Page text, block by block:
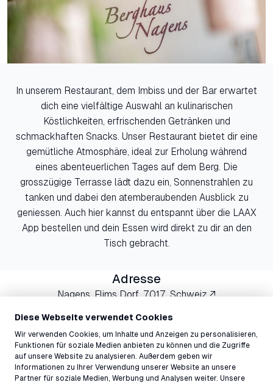
Diese Webseite verwendet Cookies
Wir verwenden Cookies, um Inhalte und Anzeigen zu personalisieren,
Funktionen für soziale Medien anbieten zu können und die Zugriffe
auf unsere Website zu analysieren. Außerdem geben wir
Informationen zu Ihrer Verwendung unserer Website an unsere
Partner für soziale Medien, Werbung und Analysen weiter. Unsere
In unserem Restaurant, dem Imbiss und der Bar erwartet
dich eine vielfältige Auswahl an kulinarischen
Köstlichkeiten, erfrischenden Getränken und
schmackhaften Snacks. Unser Restaurant bietet dir eine
gemütliche Atmosphäre, ideal zur Erholung während
eines abenteuerlichen Tages auf dem Berg. Die
grosszügige Terrasse lädt dazu ein, Sonnenstrahlen zu
tanken und dabei den atemberaubenden Ausblick zu
geniessen. Auch hier kannst du entspannt über die LAAX
App bestellen und dein Essen wird direkt zu dir an den
Tisch gebracht.
Adresse
Nagens, Flims Dorf, 7017, Schweiz ↗
081 927 75 13